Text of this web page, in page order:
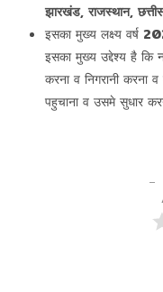
झारखंड, राजस्थान,
इसका मुख्य लक्ष्य वर्ष
इसका मुख्य उद्देश्य है कि
करना व निगरानी करना
पहुचाना व उसमे सुधार